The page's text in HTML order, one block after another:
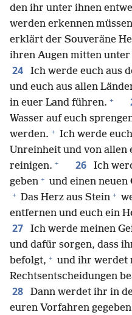
den ihr unter ihnen
werden erkennen
erklärt der Souveräne
ihren Augen mitten
24
Ich werde euch aus
und euch aus allen
in euer Land führen. +
Wasser auf euch
werden. + Ich werde
Unreinheit und von allen
reinigen. + 26
Ich
geben + und einen neuen
+ Das Herz aus Stein +
entfernen und euch ein
27
Ich werde meinen
und dafür sorgen, dass
befolgt, + und ihr werdet
Rechtsentscheidungen
28
Dann werdet ihr in
euren Vorfahren